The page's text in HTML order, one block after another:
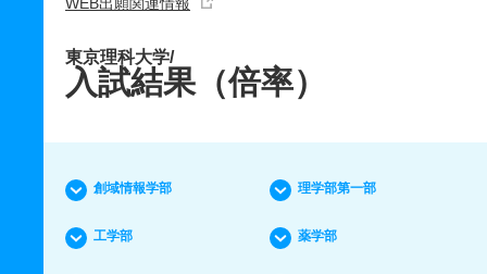
東京理科大学/
入試結果（倍率）
創域情報学部 理学部第一部
工学部 薬学部